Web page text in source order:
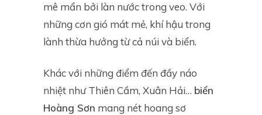
mê mẩn bởi làn nước trong veo. Với
những cơn gió mát mẻ, khí hậu trong
lành thừa hưởng từ cả núi và biển.
Khác với những điểm đến đầy náo
nhiệt như Thiên Cầm, Xuân Hải… biển
Hoàng Sơn mang nét hoang sơ